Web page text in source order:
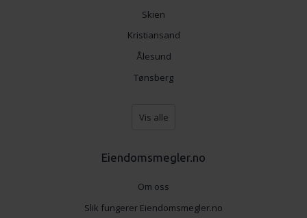
Skien
Kristiansand
Ålesund
Tønsberg
Vis alle
Eiendomsmegler.no
Om oss
Slik fungerer Eiendomsmegler.no